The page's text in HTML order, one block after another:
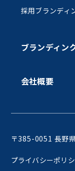
採用ブランディ
ブランディン
会社概要
〒385-0051 長野
プライバシーポリ